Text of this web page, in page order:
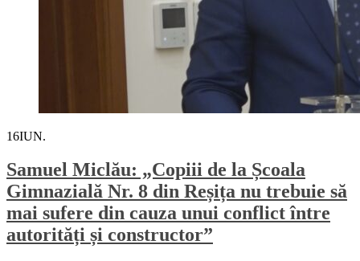
16IUN.
Samuel Miclău: „Copiii de la Școala
Gimnazială Nr. 8 din Reșița nu trebuie să
mai sufere din cauza unui conflict între
autorități și constructor”